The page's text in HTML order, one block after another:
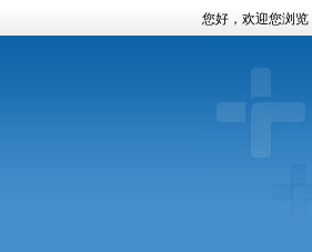
您好，欢迎您浏览